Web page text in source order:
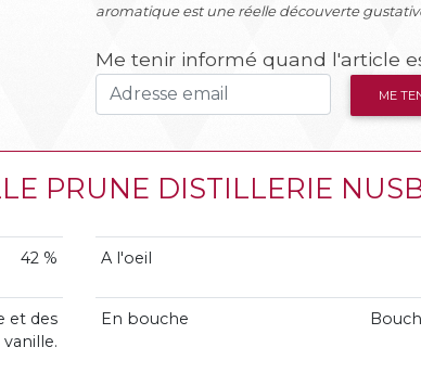
aromatique est une réelle découverte
Me tenir informé quand l'article
ME
PRUNE DISTILLERIE
42 % A l'oeil
et des
En bouche